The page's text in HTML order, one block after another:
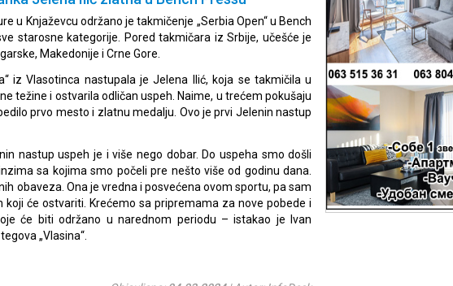
u Knjaževcu održano je takmičenje „Serbia Open“ u Bench
starosne kategorije. Pored takmičara iz Srbije, učešće je
Makedonije i Crne Gore.
iz Vlasotinca nastupala je Jelena Ilić, koja se takmičila u
težine i ostvarila odličan uspeh. Naime, u trećem pokušaju
prvo mesto i zlatnu medalju. Ovo je prvi Jelenin nastup
nastup uspeh je i više nego dobar. Do uspeha smo došli
sa kojima smo počeli pre nešto više od godinu dana.
obaveza. Ona je vredna i posvećena ovom sportu, pa sam
koji će ostvariti. Krećemo sa pripremama za nove pobede i
će biti održano u narednom periodu – istakao je Ivan
„Vlasina“.